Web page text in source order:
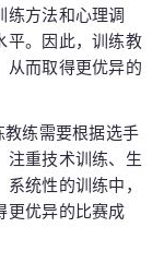
练方法和心理调
平。因此，训练教
从而取得更优异的
练需要根据选手
注重技术训练、生
统性的训练中，
更优异的比赛成